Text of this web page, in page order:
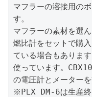
マフラーの溶接用の
す。
マフラーの素材を選
燃比計をセットで購
ている場合もありま
使っています。
の電圧計とメーターを
※PLX DM-6は生産終